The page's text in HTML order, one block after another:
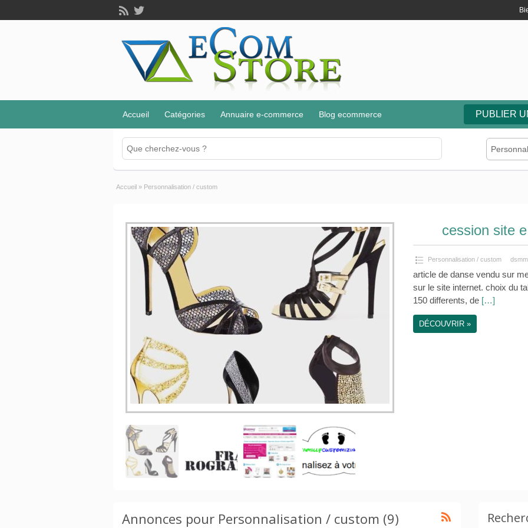
Accueil Catégories Annuaire e-commerce Blog ecommerce PUBLIER
Accueil » Personnalisation / custom
cession site e commerce danse
Personnalisation / custom
article de danse vendu sur mesure, entièrement personnalisable
sur le site internet. choix du talon de 3cm a 10cm, du tissue parmi
150 differents, de
[…]
70 000 €
Annonces pour Personnalisation / custom (9)